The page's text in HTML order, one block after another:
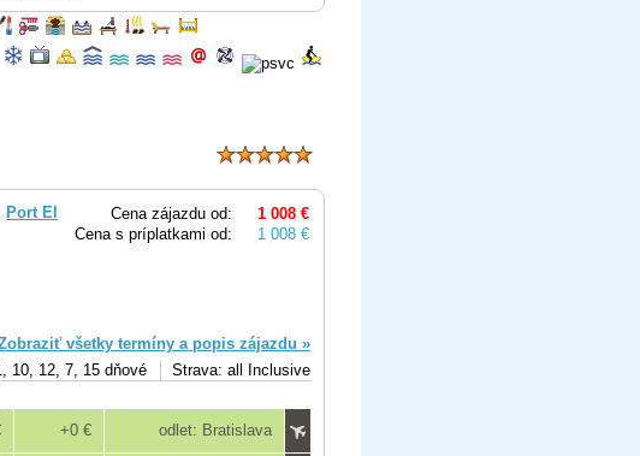
Cena zájazdu od:
1 008 €
Cena s príplatkami od:
1 008 €
Port El
všetky termíny a popis zájazdu »
10, 12, 7, 15 dňové
Strava: all Inclusive
+0 € odlet: Bratislava